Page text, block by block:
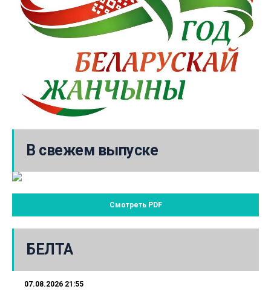
В свежем выпуске
Смотреть PDF
БЕЛТА
07.08.2026 21:55